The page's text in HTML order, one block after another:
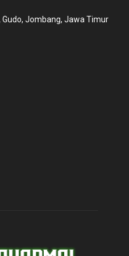
Gudo, Jombang, Jawa Timur